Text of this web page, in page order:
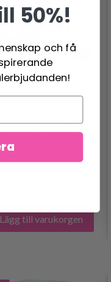
- 19
189.00 SEK
Lägg till varukorgen
50%!
och få